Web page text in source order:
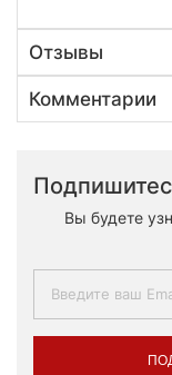
Отзывы
Комментарии
Вы будете